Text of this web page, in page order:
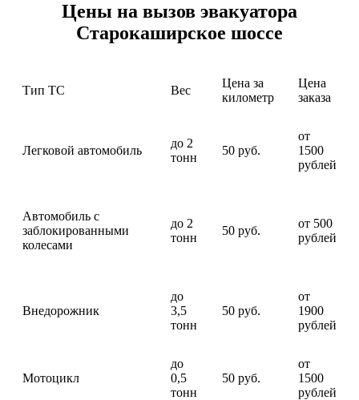
Цены на вызов эвакуатора
Старокаширское шоссе
Тип ТС Вес
Цена за
километр
Цена
заказа
Легковой автомобиль
до 2
тонн
50 руб.
от
1500
рублей
Автомобиль с
заблокированными
колесами
до 2
тонн
50 руб.
от 500
рублей
Внедорожник
до
3,5
тонн
50 руб.
от
1900
рублей
Мотоцикл
до
0,5
тонн
50 руб.
от
1500
рублей